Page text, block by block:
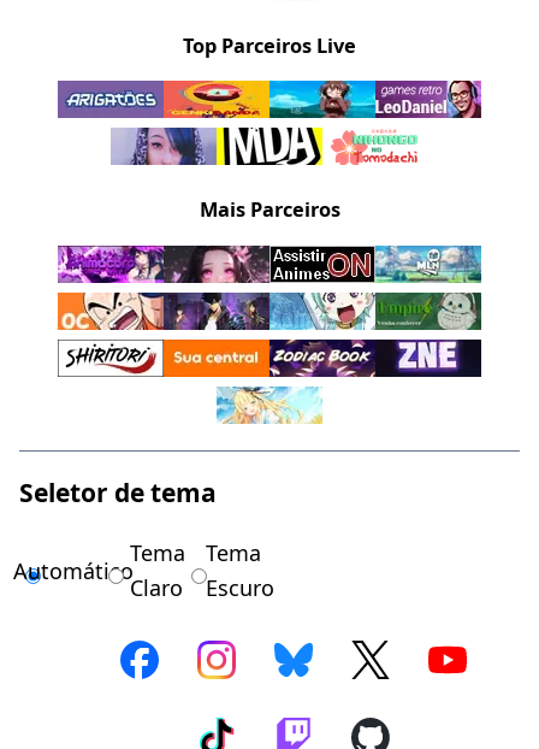
Top Parceiros Live
Mais Parceiros
Seletor de tema
Automático
Tema
Claro
Tema
Escuro